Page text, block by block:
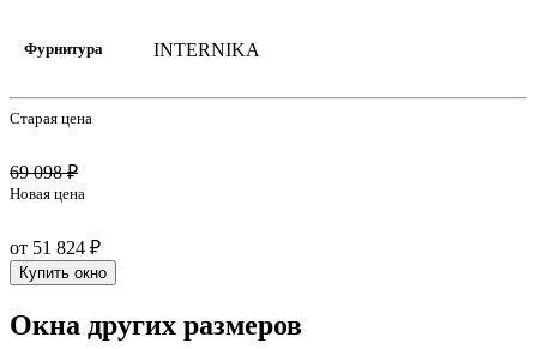
Фурнитура INTERNIKA
Старая цена
69 098 ₽
Новая цена
от 51 824 ₽
Купить окно
Окна других размеров